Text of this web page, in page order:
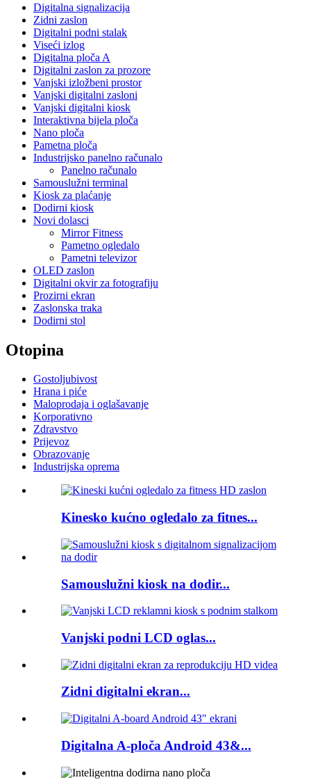
Digitalna signalizacija
Zidni zaslon
Digitalni podni stalak
Viseći izlog
Digitalna ploča A
Digitalni zaslon za prozore
Vanjski izložbeni prostor
Vanjski digitalni zasloni
Vanjski digitalni kiosk
Interaktivna bijela ploča
Nano ploča
Pametna ploča
Industrijsko panelno računalo
Panelno računalo
Samouslužni terminal
Kiosk za plaćanje
Dodirni kiosk
Novi dolasci
Mirror Fitness
Pametno ogledalo
Pametni televizor
OLED zaslon
Digitalni okvir za fotografiju
Prozirni ekran
Zaslonska traka
Dodirni stol
Otopina
Gostoljubivost
Hrana i piće
Maloprodaja i oglašavanje
Korporativno
Zdravstvo
Prijevoz
Obrazovanje
Industrijska oprema
Kinesko kućno ogledalo za fitnes...
Samouslužni kiosk na dodir...
Vanjski podni LCD oglas...
Zidni digitalni ekran...
Digitalna A-ploča Android 43&...